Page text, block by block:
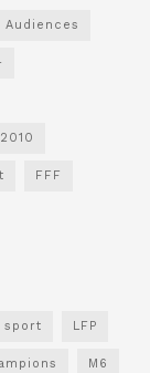
Audiences
FFF
sport LFP
M6